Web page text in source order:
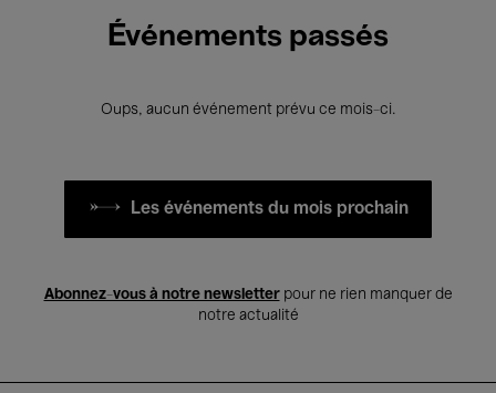
Événements passés
Oups, aucun événement prévu ce mois-ci.
Les événements du mois prochain
Abonnez-vous à notre newsletterpour ne rien manquer de
notre actualité